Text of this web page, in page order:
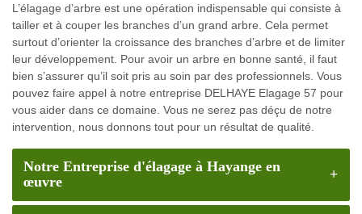
L’élagage d’arbre est une opération indispensable qui consiste à
tailler et à couper les branches d’un grand arbre. Cela permet
surtout d’orienter la croissance des branches d’arbre et de limiter
leur développement. Pour avoir un arbre en bonne santé, il faut
bien s’assurer qu’il soit pris au soin par des professionnels. Vous
pouvez faire appel à notre entreprise DELHAYE Elagage 57 pour
vous aider dans ce domaine. Vous ne serez pas déçu de notre
intervention, nous donnons tout pour un résultat de qualité.
Notre Entreprise d'élagage à Hayange en
œuvre